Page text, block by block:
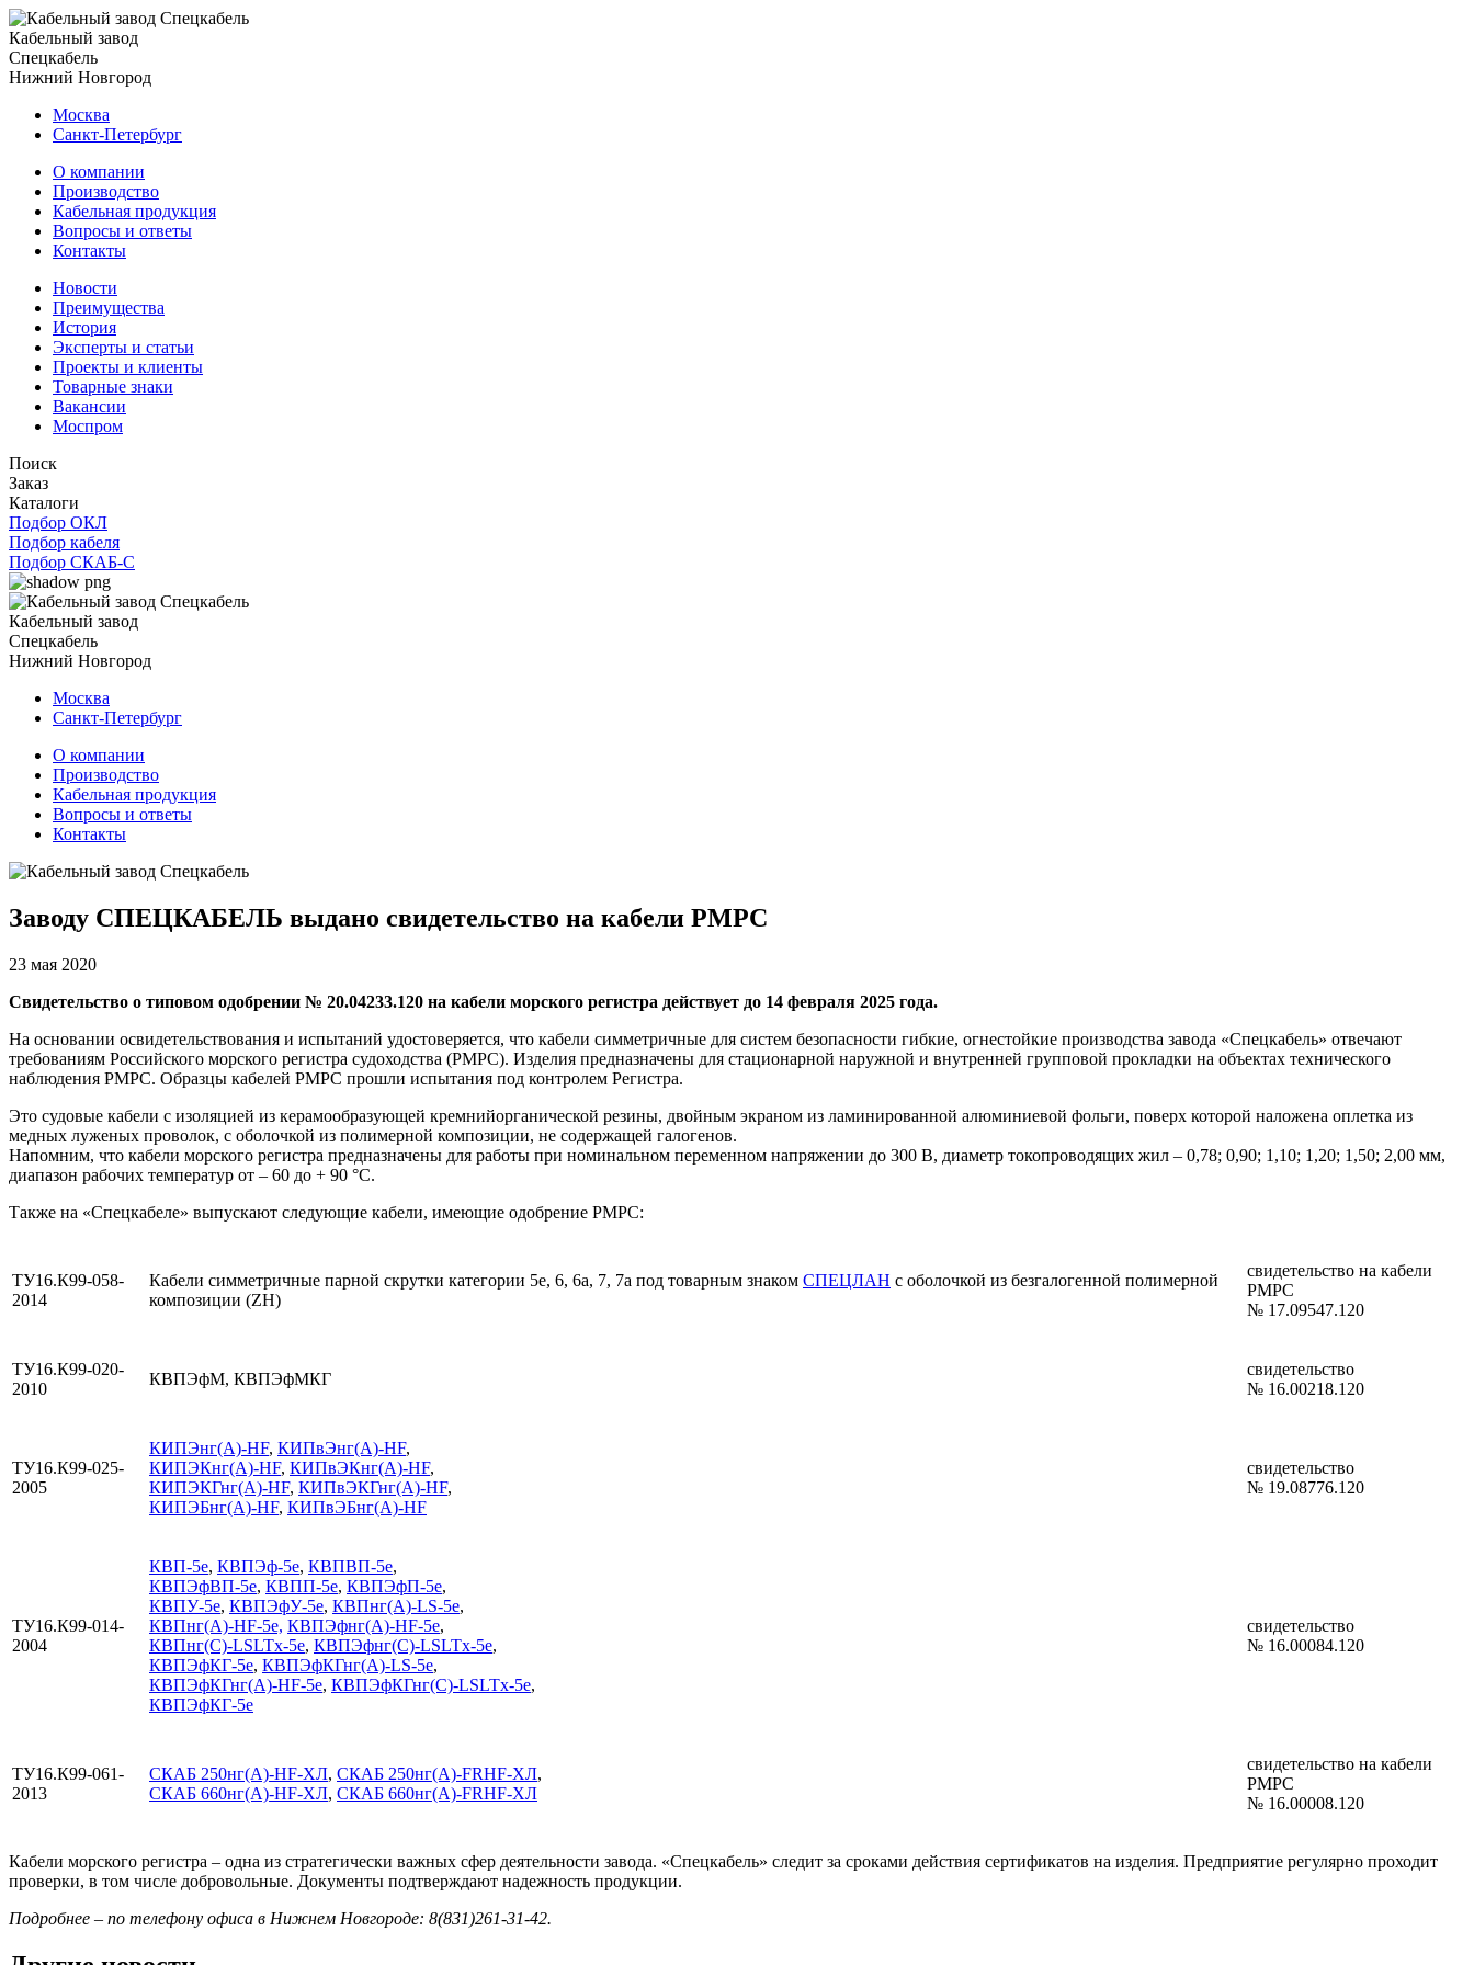
Кабельный завод
Спецкабель
Нижний Новгород
Москва
Санкт-Петербург
О компании
Производство
Кабельная продукция
Вопросы и ответы
Контакты
Новости
Преимущества
История
Эксперты и статьи
Проекты и клиенты
Товарные знаки
Вакансии
Моспром
Поиск
Заказ
Каталоги
Подбор ОКЛ
Подбор кабеля
Подбор СКАБ-С
Кабельный завод
Спецкабель
Нижний Новгород
Москва
Санкт-Петербург
О компании
Производство
Кабельная продукция
Вопросы и ответы
Контакты
Заводу СПЕЦКАБЕЛЬ выдано свидетельство на кабели РМРС
23 мая 2020
Свидетельство о типовом одобрении № 20.04233.120 на кабели морского регистра действует до 14 февраля 2025 года.
На основании освидетельствования и испытаний удостоверяется, что кабели симметричные для систем безопасности гибкие, огнестойкие производства завода «Спецкабель» отвечают
требованиям Российского морского регистра судоходства (РМРС). Изделия предназначены для стационарной наружной и внутренней групповой прокладки на объектах технического
наблюдения РМРС. Образцы кабелей РМРС прошли испытания под контролем Регистра.
Это судовые кабели с изоляцией из керамообразующей кремнийорганической резины, двойным экраном из ламинированной алюминиевой фольги, поверх которой наложена оплетка из
медных луженых проволок, с оболочкой из полимерной композиции, не содержащей галогенов.
Напомним, что кабели морского регистра предназначены для работы при номинальном переменном напряжении до 300 В, диаметр токопроводящих жил – 0,78; 0,90; 1,10; 1,20; 1,50; 2,00 мм,
диапазон рабочих температур от – 60 до + 90 °C.
Также на «Спецкабеле» выпускают следующие кабели, имеющие одобрение РМРС:
ТУ16.К99-058-
2014
Кабели симметричные парной скрутки категории 5е, 6, 6а, 7, 7а под товарным знаком СПЕЦЛАН с оболочкой из безгалогенной полимерной
композиции (ZH)
свидетельство на кабели
РМРС
№ 17.09547.120
ТУ16.К99-020-
2010
КВПЭфМ, КВПЭфМКГ
свидетельство
№ 16.00218.120
ТУ16.К99-025-
2005
КИПЭнг(А)-HF, КИПвЭнг(А)-HF,
КИПЭКнг(А)-HF, КИПвЭКнг(А)-HF,
КИПЭКГнг(А)-HF, КИПвЭКГнг(А)-HF,
КИПЭБнг(А)-HF, КИПвЭБнг(А)-HF
свидетельство
№ 19.08776.120
ТУ16.К99-014-
2004
КВП-5е, КВПЭф-5е, КВПВП-5е,
КВПЭфВП-5е, КВПП-5е, КВПЭфП-5е,
КВПУ-5е, КВПЭфУ-5е, КВПнг(А)-LS-5е,
КВПнг(А)-HF-5е, КВПЭфнг(А)-HF-5е,
КВПнг(С)-LSLTx-5е, КВПЭфнг(С)-LSLTx-5е,
КВПЭфКГ-5е, КВПЭфКГнг(А)-LS-5е,
КВПЭфКГнг(А)-HF-5е, КВПЭфКГнг(С)-LSLTx-5е,
КВПЭфКГ-5е
свидетельство
№ 16.00084.120
ТУ16.К99-061-
2013
СКАБ 250нг(А)-HF-ХЛ, СКАБ 250нг(А)-FRHF-ХЛ,
СКАБ 660нг(А)-HF-ХЛ, СКАБ 660нг(А)-FRHF-ХЛ
свидетельство на кабели
РМРС
№ 16.00008.120
Кабели морского регистра – одна из стратегически важных сфер деятельности завода. «Спецкабель» следит за сроками действия сертификатов на изделия. Предприятие регулярно проходит
проверки, в том числе добровольные. Документы подтверждают надежность продукции.
Подробнее – по телефону офиса в Нижнем Новгороде: 8(831)261-31-42.